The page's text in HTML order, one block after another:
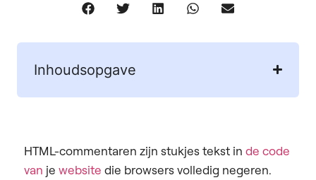
Inhoudsopgave
HTML-commentaren zijn stukjes tekst in de code
van je website die browsers volledig negeren.